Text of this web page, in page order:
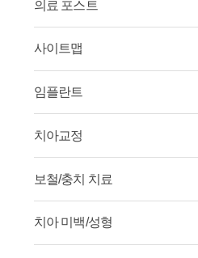
의료 포스트
사이트맵
임플란트
치아교정
보철/충치 치료
치아 미백/성형